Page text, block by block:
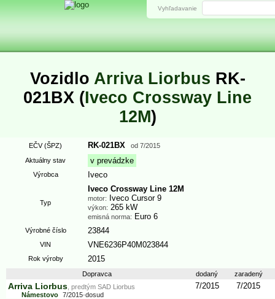
Vozidlo Arriva Liorbus RK-
021BX (Iveco Crossway Line
12M)
EČV (ŠPZ) RK-021BX od 7/2015
Aktuálny stav
v prevádzke
Výrobca Iveco
Typ
Iveco Crossway Line 12M
motor: Iveco Cursor 9
výkon: 265 kW
emisná norma: Euro 6
Výrobné číslo 23844
VIN VNE6236P40M023844
Rok výroby 2015
Dopravca dodaný zaradený
Arriva Liorbus , predtým SAD Liorbus 7/2015 7/2015
Námestovo 7/2015-dosud
Vyhľadavanie